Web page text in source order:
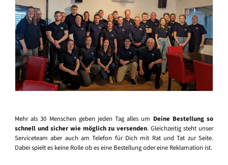
Mehr als 30 Menschen geben jeden Tag alles um Deine Bestellung so
schnell und sicher wie möglich zu versenden. Gleichzeitig steht unser
Serviceteam aber auch am Telefon für Dich mit Rat und Tat zur Seite.
Dabei spielt es keine Rolle ob es eine Bestellung oder eine Reklamation ist.